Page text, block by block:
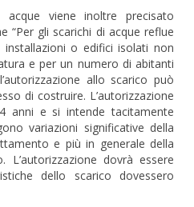
viene inoltre precisato
“Per gli scarichi di acque reflue
o edifici isolati non
e per un numero di abitanti
allo scarico può
di costruire. L’autorizzazione
anni e si intende tacitamente
variazioni significative della
e più in generale della
L’autorizzazione dovrà essere
dello scarico dovessero